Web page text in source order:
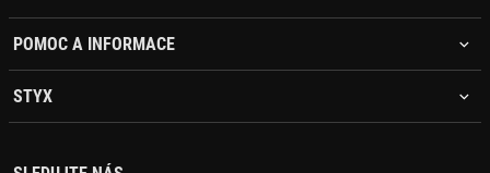
POMOC A INFORMACE
STYX